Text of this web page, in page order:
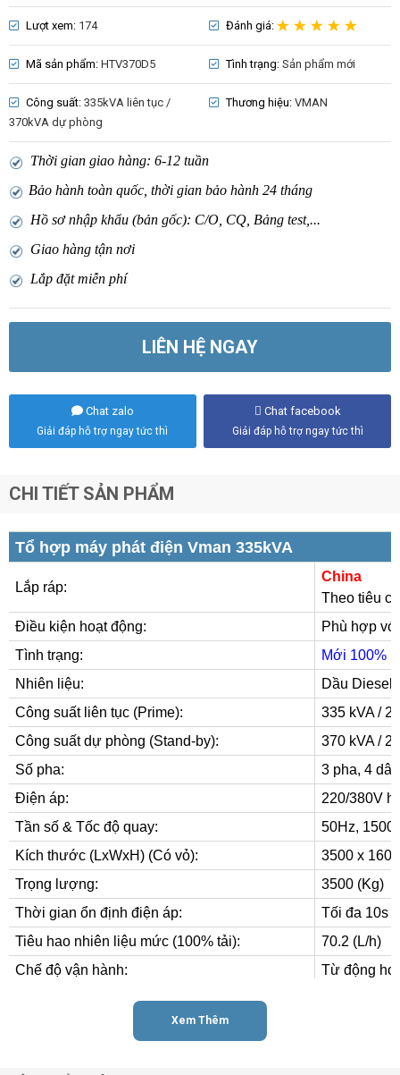
Lượt xem: 174 Đánh giá:
Mã sản phẩm: HTV370D5 Tình trạng: Sản phẩm mới
Công suất: 335kVA liên tục /
370kVA dự phòng
Thương hiệu: VMAN
Thời gian giao hàng: 6-12 tuần
Bảo hành toàn quốc, thời gian bảo hành 24 tháng
Hồ sơ nhập khẩu (bản gốc): C/O, CQ, Bảng test,...
Giao hàng tận nơi
Lắp đặt miễn phí
LIÊN HỆ NGAY
Chat zalo
Giải đáp hỗ trợ ngay tức thì
Chat facebook
Giải đáp hỗ trợ ngay tức thì
CHI TIẾT SẢN PHẨM
Tổ hợp máy phát điện Vman 335kVA
Lắp ráp:
China
Theo tiêu
Điều kiện hoạt động:
Phù hợp
Tình trạng:
Mới 100%
Nhiên liệu:
Dầu Diesel
Công suất liên tục (Prime):
335 kVA /
Công suất dự phòng (Stand-by):
370 kVA /
Số pha:
3 pha, 4 dây
Điện áp:
220/380V
Tần số & Tốc độ quay:
50Hz,
Kích thước (LxWxH) (Có vỏ):
3500 x
Trọng lượng:
3500 (Kg)
Thời gian ổn định điện áp:
Tối đa 10s
Tiêu hao nhiên liệu mức (100% tải):
70.2 (L/h)
Chế độ vận hành:
Từ động
Thông số động cơ Vman CE10A
Xem Thêm
ĐĂNG KÝ ĐẶT HÀNG
Họ tên (*)
Email (*)
Điện thoại (*)
*)